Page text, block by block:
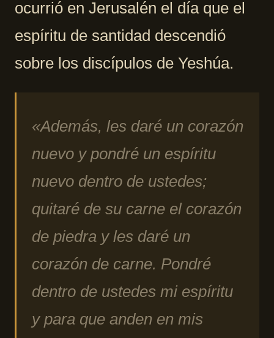
ocurrió en Jerusalén el día que el
espíritu de santidad descendió
sobre los discípulos de Yeshúa.
«Además, les daré un corazón
nuevo y pondré un espíritu
nuevo dentro de ustedes;
quitaré de su carne el corazón
de piedra y les daré un
corazón de carne. Pondré
dentro de ustedes mi espíritu
y para que anden en mis